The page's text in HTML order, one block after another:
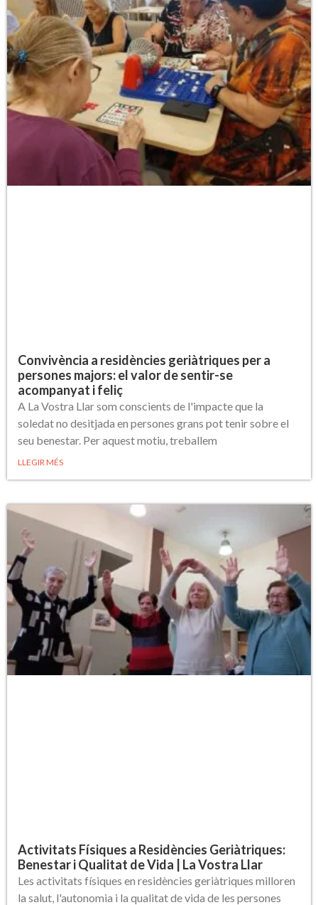
Convivència a residències geriàtriques per a
persones majors: el valor de sentir-se
acompanyat i feliç
A La Vostra Llar som conscients de l'impacte que la
soledat no desitjada en persones grans pot tenir sobre el
seu benestar. Per aquest motiu, treballem
LLEGIR MÉS
Activitats Físiques a Residències Geriàtriques:
Benestar i Qualitat de Vida | La Vostra Llar
Les activitats físiques en residències geriàtriques milloren
la salut, l'autonomia i la qualitat de vida de les persones